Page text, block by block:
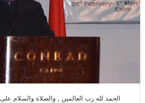
الحمد لله رب العالمين , والصلاة والسلام